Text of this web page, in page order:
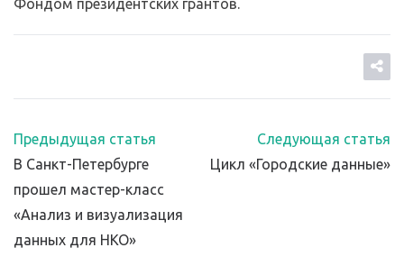
Фондом президентских грантов.
Предыдущая статья
В Санкт-Петербурге
прошел мастер-класс
«Анализ и визуализация
данных для НКО»
Следующая статья
Цикл «Городские данные»